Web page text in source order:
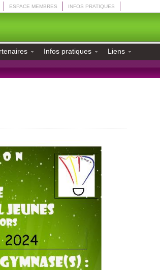
ESPACE MEMBRES INFOS PRATIQUES
Infos pratiques Liens